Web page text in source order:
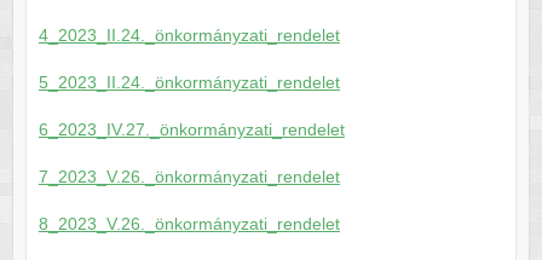
4_2023_II.24._önkormányzati_rendelet
5_2023_II.24._önkormányzati_rendelet
6_2023_IV.27._önkormányzati_rendelet
7_2023_V.26._önkormányzati_rendelet
8_2023_V.26._önkormányzati_rendelet